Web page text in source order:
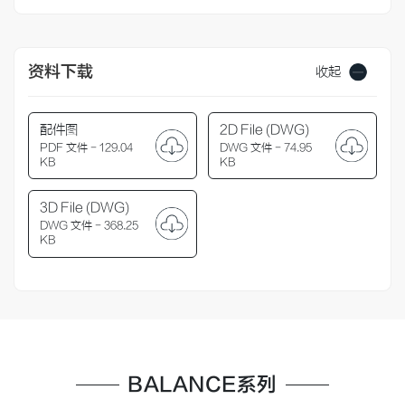
资料下载 收起
配件图
PDF 文件 - 129.04
KB
2D File (DWG)
DWG 文件 - 74.95
KB
3D File (DWG)
DWG 文件 - 368.25
KB
BALANCE系列